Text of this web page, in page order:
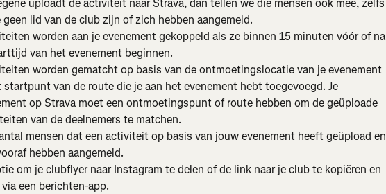
uploadt de activiteit naar Strava, dan tellen we die mensen ook mee, zelfs
geen lid van de club zijn of zich hebben aangemeld.
worden aan je evenement gekoppeld als ze binnen 15 minuten vóór of na
van het evenement beginnen.
worden gematcht op basis van de ontmoetingslocatie van je evenement
startpunt van de route die je aan het evenement hebt toegevoegd. Je
op Strava moet een ontmoetingspunt of route hebben om de geüploade
van de deelnemers te matchen.
mensen dat een activiteit op basis van jouw evenement heeft geüpload en
hebben aangemeld.
om je clubflyer naar Instagram te delen of de link naar je club te kopiëren en
een berichten-app.